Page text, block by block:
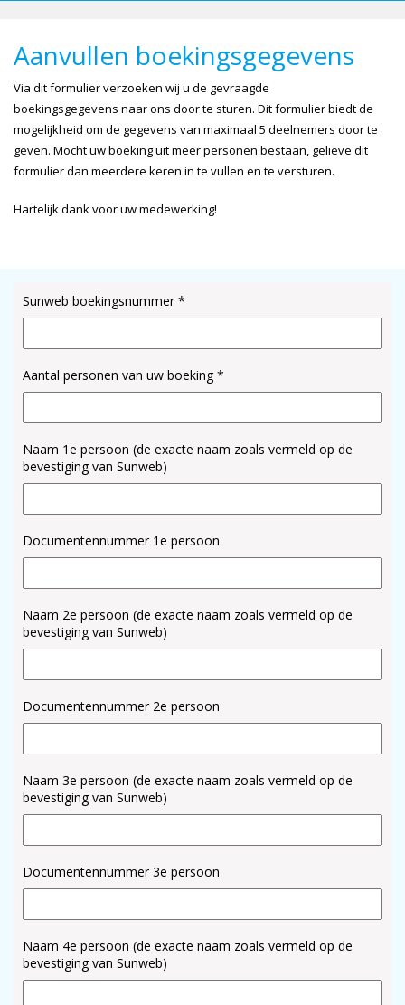
Aanvullen boekingsgegevens
Via dit formulier verzoeken wij u de gevraagde
boekingsgegevens naar ons door te sturen. Dit formulier biedt de
mogelijkheid om de gegevens van maximaal 5 deelnemers door te
geven. Mocht uw boeking uit meer personen bestaan, gelieve dit
formulier dan meerdere keren in te vullen en te versturen.
Hartelijk dank voor uw medewerking!
Sunweb boekingsnummer *
Aantal personen van uw boeking *
Naam 1e persoon (de exacte naam zoals vermeld op de
bevestiging van Sunweb)
Documentennummer 1e persoon
Naam 2e persoon (de exacte naam zoals vermeld op de
bevestiging van Sunweb)
Documentennummer 2e persoon
Naam 3e persoon (de exacte naam zoals vermeld op de
bevestiging van Sunweb)
Documentennummer 3e persoon
Naam 4e persoon (de exacte naam zoals vermeld op de
bevestiging van Sunweb)